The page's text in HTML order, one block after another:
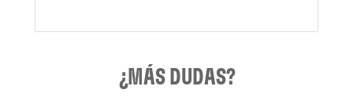
¿MÁS DUDAS?